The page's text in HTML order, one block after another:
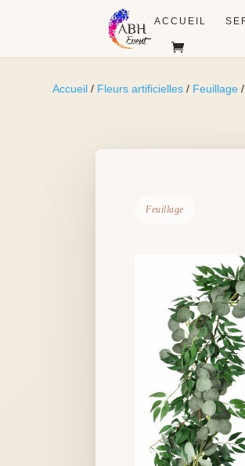
ACCUEIL
Accueil / Fleurs artificielles / Feuillage
Feuillage